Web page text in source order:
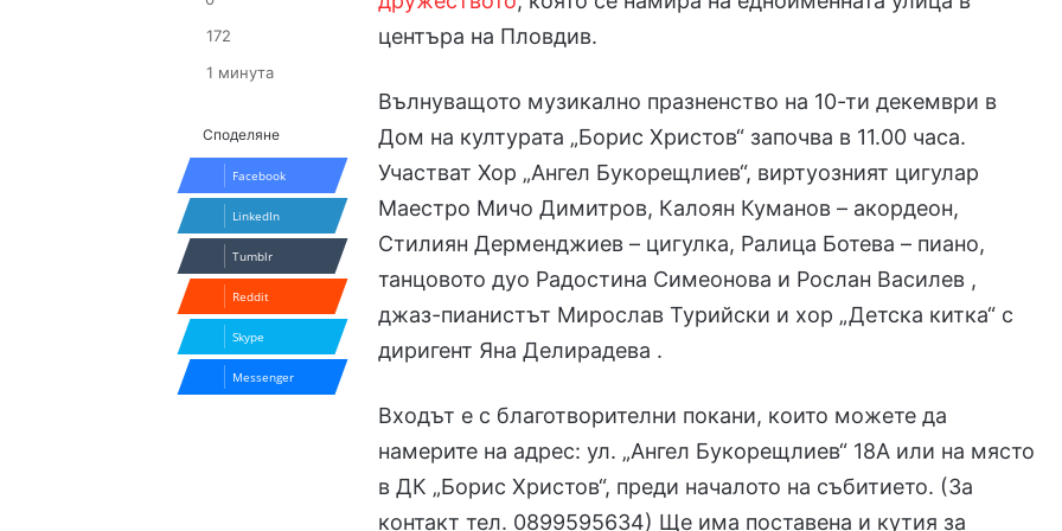
центъра на Пловдив.
Вълнуващото музикално празненство на 10-ти декември в
Дом на културата „Борис Христов“ започва в 11.00 часа.
Участват Хор „Ангел Букорещлиев“, виртуозният цигулар
Маестро Мичо Димитров, Калоян Куманов – акордеон,
Стилиян Дерменджиев – цигулка, Ралица Ботева – пиано,
танцовото дуо Радостина Симеонова и Рослан Василев ,
джаз-пианистът Мирослав Турийски и хор „Детска китка“ с
диригент Яна Делирадева .
Входът е с благотворителни покани, които можете да
намерите на адрес: ул. „Ангел Букорещлиев“ 18А или на място
в ДК „Борис Христов“, преди началото на събитието. (За
контакт тел. 0899595634) Ще има поставена и кутия за
172
1 минута
Споделяне
Facebook
LinkedIn
Tumblr
Reddit
Skype
Messenger